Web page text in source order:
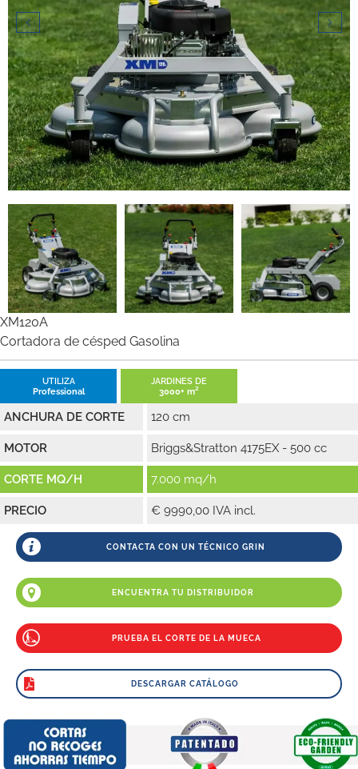
XM120A
Cortadora de césped Gasolina
UTILIZA
Professional
JARDINES DE
3000+ m²
ANCHURA DE CORTE 120 cm
MOTOR Briggs&Stratton 4175EX - 500 cc
CORTE MQ/H 7.000 mq/h
PRECIO € 9990,00 IVA incl.
CONTACTA CON UN TÉCNICO GRIN
ENCUENTRA TU DISTRIBUIDOR
PRUEBA EL CORTE DE LA MUECA
DESCARGAR CATÁLOGO